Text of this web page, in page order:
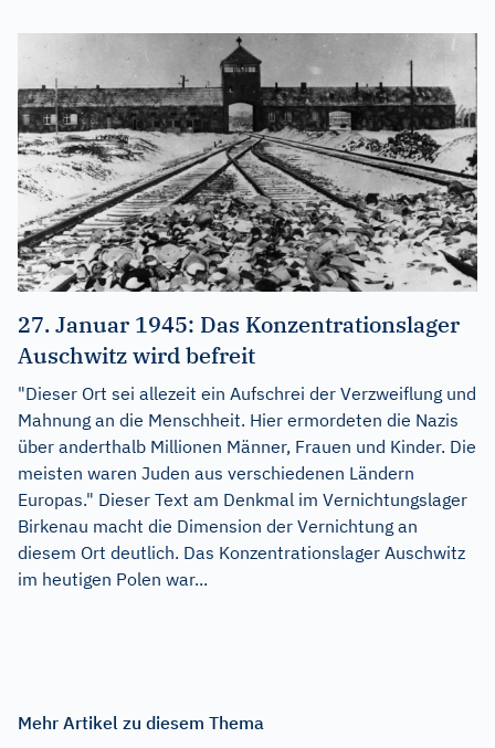
27. Januar 1945: Das Konzentrationslager
Auschwitz wird befreit
"Dieser Ort sei allezeit ein Aufschrei der Verzweiflung und
Mahnung an die Menschheit. Hier ermordeten die Nazis
über anderthalb Millionen Männer, Frauen und Kinder. Die
meisten waren Juden aus verschiedenen Ländern
Europas." Dieser Text am Denkmal im Vernichtungslager
Birkenau macht die Dimension der Vernichtung an
diesem Ort deutlich. Das Konzentrationslager Auschwitz
im heutigen Polen war...
Mehr Artikel zu diesem Thema